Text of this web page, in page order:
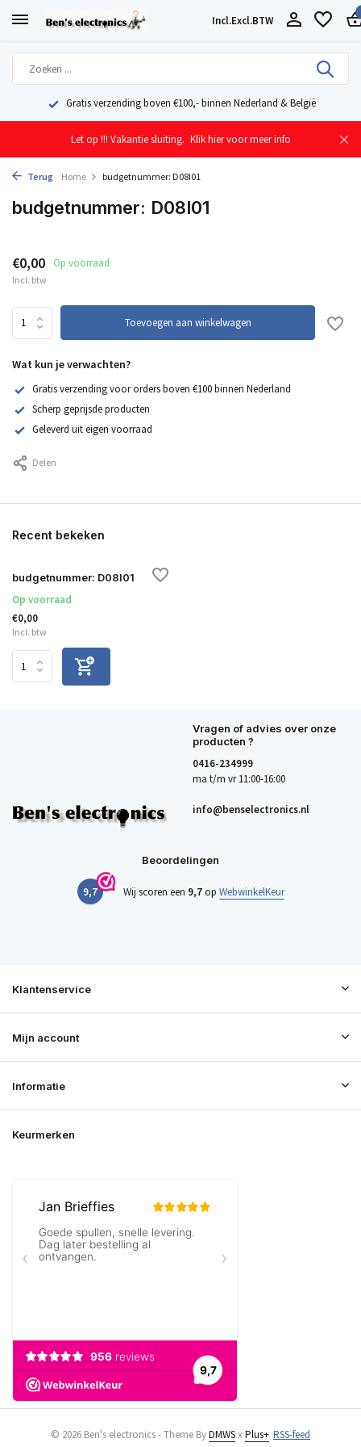
Incl.Excl.BTW
Geleverd uit eigen voorraad vanuit ons magazijn
Let op !!! Vakantie sluiting. Klik hier voor meer info
Terug Home budgetnummer: D08I01
budgetnummer: D08I01
€0,00 Op voorraad
Incl. btw
Toevoegen aan winkelwagen
Wat kun je verwachten?
Gratis verzending voor orders boven €100 binnen Nederland
Scherp geprijsde producten
Geleverd uit eigen voorraad
Delen
Recent bekeken
budgetnummer: D08I01
Op voorraad
€0,00
Incl. btw
Vragen of advies over onze
producten ?
0416-234999
ma t/m vr 11:00-16:00
info@benselectronics.nl
Beoordelingen
9,7 Wij scoren een 9,7op WebwinkelKeur
Klantenservice
Mijn account
Informatie
Keurmerken
© 2026 Ben's electronics - Theme ByDMWSxPlus+ RSS-feed